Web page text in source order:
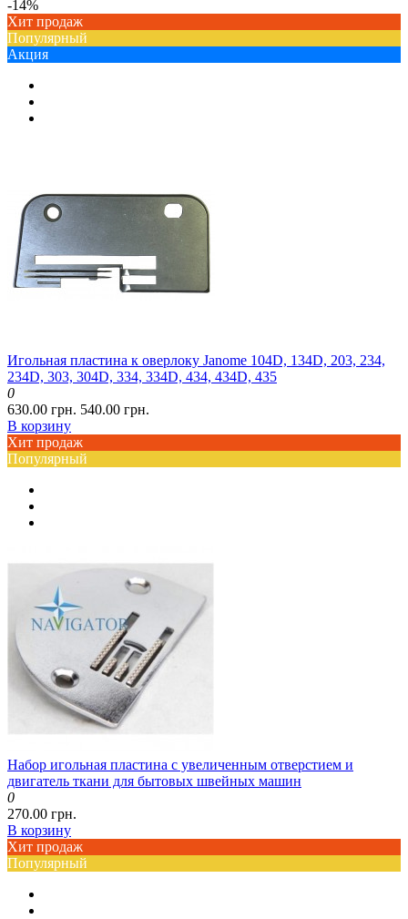
-14%
Хит продаж
Популярный
Акция
Игольная пластина к оверлоку Janome 104D, 134D, 203, 234,
234D, 303, 304D, 334, 334D, 434, 434D, 435
0
630.00 грн. 540.00 грн.
В корзину
Хит продаж
Популярный
Набор игольная пластина с увеличенным отверстием и
двигатель ткани для бытовых швейных машин
0
270.00 грн.
В корзину
Хит продаж
Популярный